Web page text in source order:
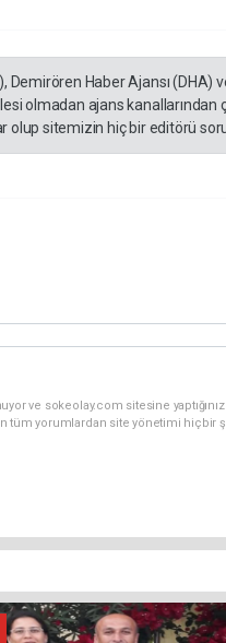
Demirören Haber Ajansı (DHA)
olmadan ajans kanallarından
sitemizin hiç bir editörü
ve sokeolay.com sitesine
tüm yorumlardan site yönetimi hiçbir